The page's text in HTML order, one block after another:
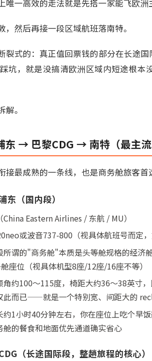
一高效的走法就是先搭一家能飞欧洲
然后再接一段区域航班落南特。
裂式的：真正值回票钱的部分在长途
坑，就是没搞清欧洲区域内短途根本
。
→ 巴黎CDG → 南特（最主流
最成熟的一条线，也是商务舱旅客首
（国内段）
Eastern Airlines / 东航 / MU）
或波音737-800（视具体航班号而定，
所谓的"商务舱"本质是头等舱规格的经
座位（视具体机型8座/12座/16座不等）
约100～115度，椅距大约36～38英寸
此而已——就是一个特别宽、间距大的
1小时40分钟左右，你在座位上吃个早
的餐食和地面优先通道确实省心
（长途国际段，整趟旅程的核心）